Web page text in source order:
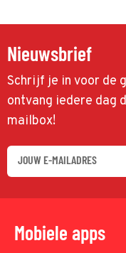
Nieuwsbrief
Schrijf je in voor de
ontvang iedere dag
mailbox!
Mobiele apps